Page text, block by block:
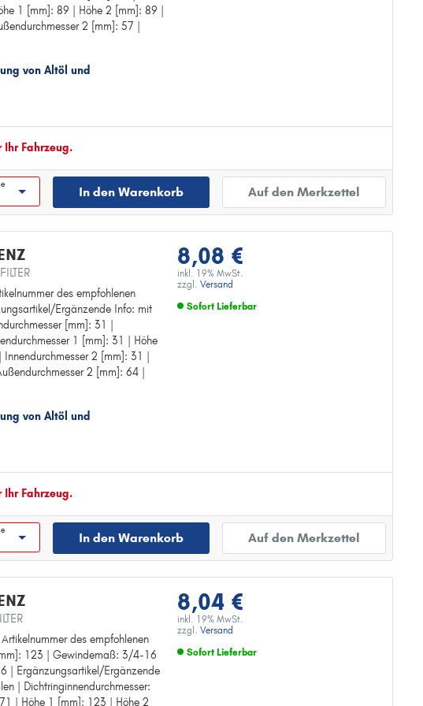
1 [mm]: 89 | Höhe 2 [mm]: 89 |
2 [mm]: 57 |
von Altöl und
Ihr Fahrzeug.
In den Warenkorb Auf den Merkzettel
8,08 €
inkl. 19% MwSt.
zzgl. Versand
Sofort Lieferbar
des empfohlenen
Ergänzende Info: mit
[mm]: 31 |
1 [mm]: 31 | Höhe
2 [mm]: 31 |
2 [mm]: 64 |
von Altöl und
LS 7
mit Dichtung
Ihr Fahrzeug.
In den Warenkorb Auf den Merkzettel
8,04 €
inkl. 19% MwSt.
zzgl. Versand
Sofort Lieferbar
des empfohlenen
123 | Gewindemaß: 3/4-16
| Ergänzungsartikel/Ergänzende
| Dichtringinnendurchmesser:
| Höhe 1 [mm]: 123 | Höhe 2
LS 7